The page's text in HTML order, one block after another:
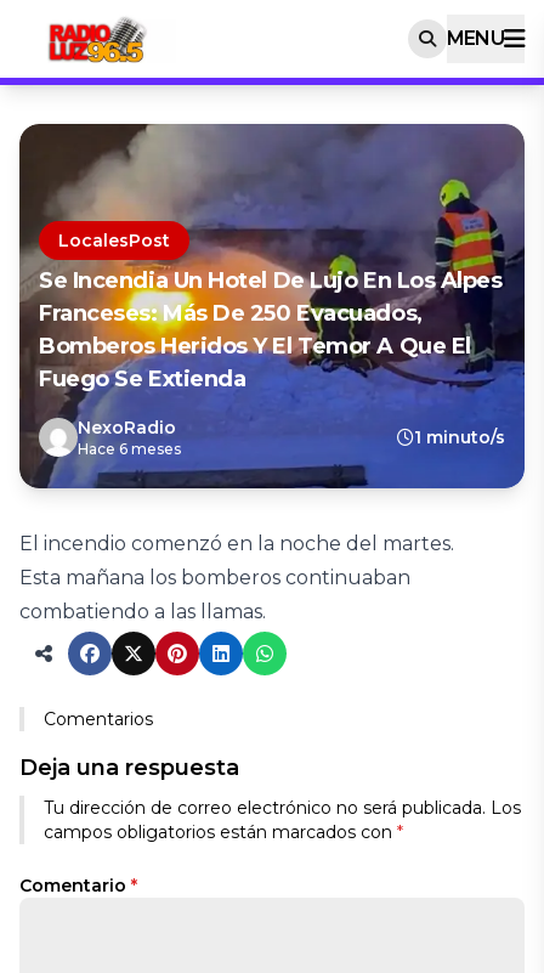
MENU
LocalesPost
Se Incendia Un Hotel De Lujo En Los Alpes
Franceses: Más De 250 Evacuados,
Bomberos Heridos Y El Temor A Que El
Fuego Se Extienda
NexoRadio
Hace 6 meses
1 minuto/s
El incendio comenzó en la noche del martes.
Esta mañana los bomberos continuaban
combatiendo a las llamas.
Comentarios
Deja una respuesta
Tu dirección de correo electrónico no será publicada. Los
campos obligatorios están marcados con *
Comentario *